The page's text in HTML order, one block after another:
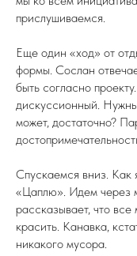
прислушиваемся.
Еще один «ход» от
формы. Сослан
быть согласно
дискуссионный.
может, достаточно?
Спускаемся вниз. Как
«Цаплю». Идем через
рассказывает, что
красить. Канавка,
никакого мусора.